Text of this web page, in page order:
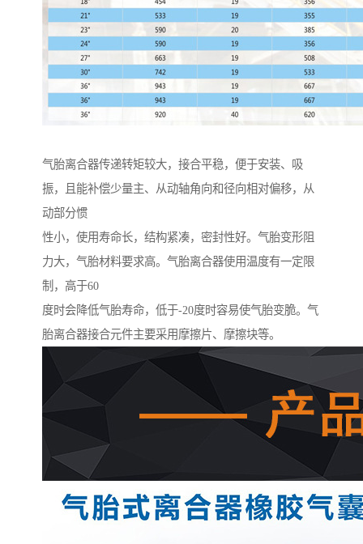
气胎离合器传递转矩较大，接合平稳，便于安装、吸
振，且能补偿少量主、从动轴角向和径向相对偏移，从
动部分惯
性小，使用寿命长，结构紧凑，密封性好。气胎变形阻
力大，气胎材料要求高。气胎离合器使用温度有一定限
制，高于60
度时会降低气胎寿命，低于-20度时容易使气胎变脆。气
胎离合器接合元件主要采用摩擦片、摩擦块等。